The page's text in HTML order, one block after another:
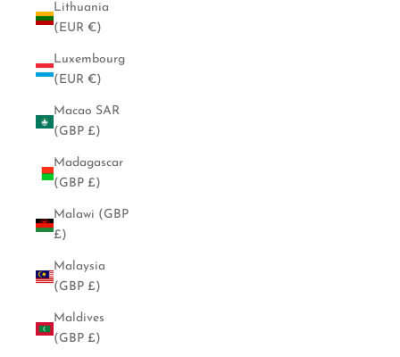
Lithuania
(EUR €)
Luxembourg
(EUR €)
Macao SAR
(GBP £)
Madagascar
(GBP £)
Malawi (GBP
£)
Malaysia
(GBP £)
Maldives
(GBP £)